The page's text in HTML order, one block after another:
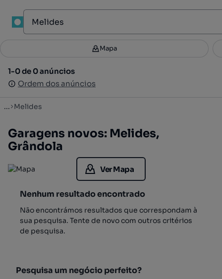
Filtros 3
1-0 de 0 anúncios
Ordem dos anúncios
Mapa
1-0 de 0 anúncios
Ordem dos anúncios
... Melides
Garagens novos: Melides,
Grândola
Ver Mapa
Nenhum resultado encontrado
Não encontrámos resultados que correspondam à
sua pesquisa. Tente de novo com outros critérios
de pesquisa.
Pesquisa um negócio perfeito?